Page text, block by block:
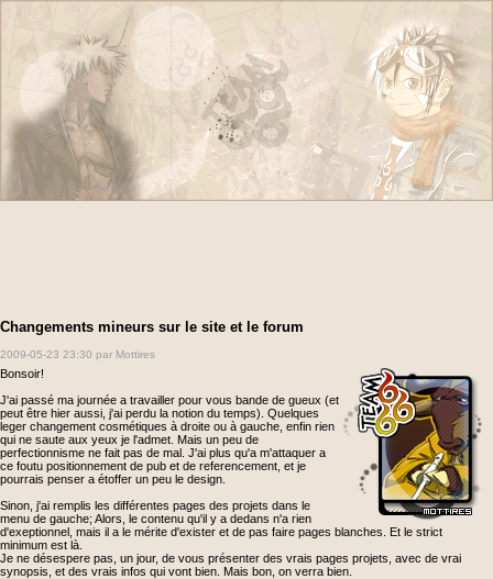
Changements mineurs sur le site et le forum
2009-05-23 23:30 par Mottires
Bonsoir!
J'ai passé ma journée a travailler pour vous bande de gueux (et
peut être hier aussi, j'ai perdu la notion du temps). Quelques
leger changement cosmétiques à droite ou à gauche, enfin rien
qui ne saute aux yeux je l'admet. Mais un peu de
perfectionnisme ne fait pas de mal. J'ai plus qu'a m'attaquer a
ce foutu positionnement de pub et de referencement, et je
pourrais penser a étoffer un peu le design.
Sinon, j'ai remplis les différentes pages des projets dans le
menu de gauche; Alors, le contenu qu'il y a dedans n'a rien
d'exeptionnel, mais il a le mérite d'exister et de pas faire pages blanches. Et le strict
minimum est là.
Je ne désespere pas, un jour, de vous présenter des vrais pages projets, avec de vrai
synopsis, et des vrais infos qui vont bien. Mais bon, on verra bien.